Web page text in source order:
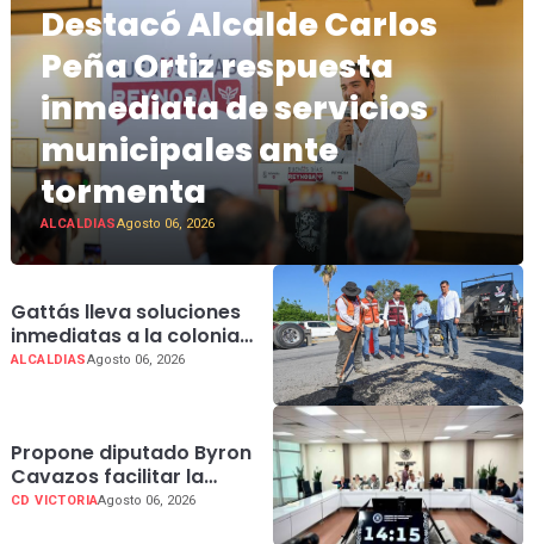
Destacó Alcalde Carlos
Peña Ortiz respuesta
inmediata de servicios
municipales ante
tormenta
ALCALDIASAgosto 06, 2026
Gattás lleva soluciones
inmediatas a la colonia
Azteca 2; con “Tu Voz
ALCALDIASAgosto 06, 2026
Propone diputado Byron
Cavazos facilitar la
presentación de
CD VICTORIAAgosto 06, 2026